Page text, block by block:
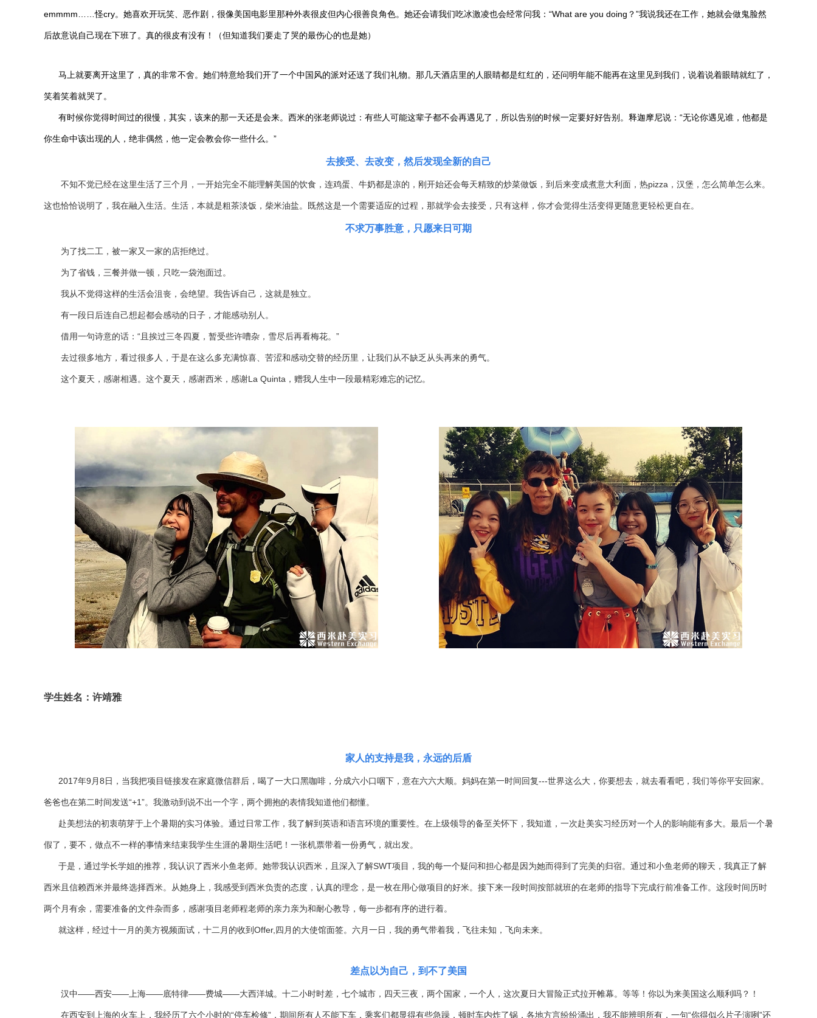
emmmm……怪cry。她喜欢开玩笑、恶作剧，很像美国电影里那种外表很皮但内心很善良角色。她还会请我们吃冰激凌也会经常问我：“What are you doing？”我说我还在工作，她就会做鬼脸然
后故意说自己现在下班了。真的很皮有没有！（但知道我们要走了哭的最伤心的也是她）
马上就要离开这里了，真的非常不舍。她们特意给我们开了一个中国风的派对还送了我们礼物。那几天酒店里的人眼睛都是红红的，还问明年能不能再在这里见到我们，说着说着眼睛就红了，
笑着笑着就哭了。
有时候你觉得时间过的很慢，其实，该来的那一天还是会来。西米的张老师说过：有些人可能这辈子都不会再遇见了，所以告别的时候一定要好好告别。释迦摩尼说：“无论你遇见谁，他都是
你生命中该出现的人，绝非偶然，他一定会教会你一些什么。”
去接受、去改变，然后发现全新的自己
不知不觉已经在这里生活了三个月，一开始完全不能理解美国的饮食，连鸡蛋、牛奶都是凉的，刚开始还会每天精致的炒菜做饭，到后来变成煮意大利面，热pizza，汉堡，怎么简单怎么来。
这也恰恰说明了，我在融入生活。生活，本就是粗茶淡饭，柴米油盐。既然这是一个需要适应的过程，那就学会去接受，只有这样，你才会觉得生活变得更随意更轻松更自在。
不求万事胜意，只愿来日可期
为了找二工，被一家又一家的店拒绝过。
为了省钱，三餐并做一顿，只吃一袋泡面过。
我从不觉得这样的生活会沮丧，会绝望。我告诉自己，这就是独立。
有一段日后连自己想起都会感动的日子，才能感动别人。
借用一句诗意的话：“且挨过三冬四夏，暂受些许嘈杂，雪尽后再看梅花。”
去过很多地方，看过很多人，于是在这么多充满惊喜、苦涩和感动交替的经历里，让我们从不缺乏从头再来的勇气。
这个夏天，感谢相遇。这个夏天，感谢西米，感谢La Quinta，赠我人生中一段最精彩难忘的记忆。
学生姓名：许靖雅
家人的支持是我， 永远的后盾
2017年9月8日，当我把项目链接发在家庭微信群后，喝了一大口黑咖啡，分成六小口咽下，意在六六大顺。妈妈在第一时间回复---世界这么大，你要想去，就去看看吧，我们等你平安回家。
爸爸也在第二时间发送“+1”。我激动到说不出一个字，两个拥抱的表情我知道他们都懂。
赴美想法的初衷萌芽于上个暑期的实习体验。通过日常工作，我了解到英语和语言环境的重要性。在上级领导的备至关怀下，我知道，一次赴美实习经历对一个人的影响能有多大。最后一个暑
假了，要不，做点不一样的事情来结束我学生生涯的暑期生活吧！一张机票带着一份勇气，就出发。
于是，通过学长学姐的推荐，我认识了西米小鱼老师。她带我认识西米，且深入了解SWT项目，我的每一个疑问和担心都是因为她而得到了完美的归宿。通过和小鱼老师的聊天，我真正了解
西米且信赖西米并最终选择西米。从她身上，我感受到西米负责的态度，认真的理念，是一枚在用心做项目的好米。接下来一段时间按部就班的在老师的指导下完成行前准备工作。这段时间历时
两个月有余，需要准备的文件杂而多，感谢项目老师程老师的亲力亲为和耐心教导，每一步都有序的进行着。
就这样，经过十一月的美方视频面试，十二月的收到Offer,四月的大使馆面签。六月一日，我的勇气带着我，飞往未知，飞向未来。
差点以为自己， 到不了美国
汉中——西安——上海——底特律——费城——大西洋城。十二小时时差，七个城市，四天三夜，两个国家，一个人，这次夏日大冒险正式拉开帷幕。等等！你以为来美国这么顺利吗？！
在西安到上海的火车上，我经历了六个小时的“停车检修”，期间所有人不能下车，乘客们都显得有些急躁，顿时车内炸了锅，各地方言纷纷涌出，我不能辨明所有，一句“你得似么片子演咧”还